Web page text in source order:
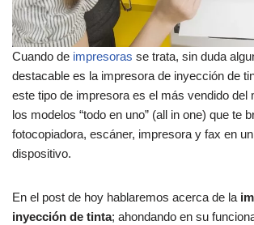
Cuando de impresoras se trata, sin duda
destacable es la impresora de inyección de
este tipo de impresora es el más vendido del
los modelos “todo en uno” (all in one) que te
fotocopiadora, escáner, impresora y fax en
dispositivo.
En el post de hoy hablaremos acerca de la
inyección de tinta; ahondando en su